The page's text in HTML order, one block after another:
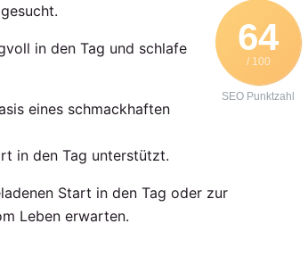
64
/ 100
SEO Punktzahl
in den Tag und schlafe
eines schmackhaften
in den Tag unterstützt.
Start in den Tag oder zur
Leben erwarten.